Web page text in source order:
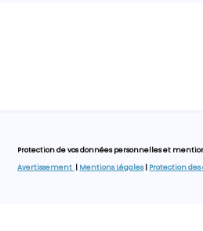
Protection de vos données personnelles et
Avertissement | Mentions Légales| Protection